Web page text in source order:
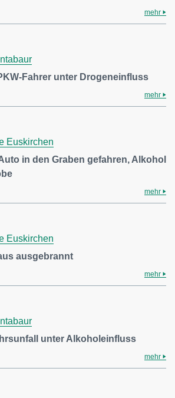
mehr
Fahrer unter Drogeneinfluss
mehr
Euskirchen
in den Graben gefahren, Alkohol
mehr
Euskirchen
ausgebrannt
mehr
unter Alkoholeinfluss
mehr